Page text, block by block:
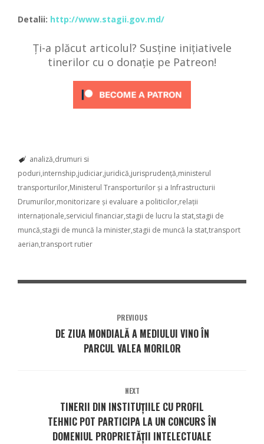
Detalii: http://www.stagii.gov.md/
Ți-a plăcut articolul? Susține inițiativele
tinerilor cu o donație pe Patreon!
analiză drumuri si
poduri internship judiciar juridică jurisprudență ministerul
transporturilor Ministerul Transporturilor și a Infrastructurii
Drumurilor monitorizare și evaluare a politicilor relații
internaționale serviciul financiar stagii de lucru la stat stagii de
muncă stagii de muncă la minister stagii de muncă la stattransport
aerian transport rutier
PREVIOUS
DE ZIUA MONDIALĂ A MEDIULUI VINO ÎN
PARCUL VALEA MORILOR
NEXT
TINERII DIN INSTITUȚIILE CU PROFIL
TEHNIC POT PARTICIPA LA UN CONCURS ÎN
DOMENIUL PROPRIETĂȚII INTELECTUALE